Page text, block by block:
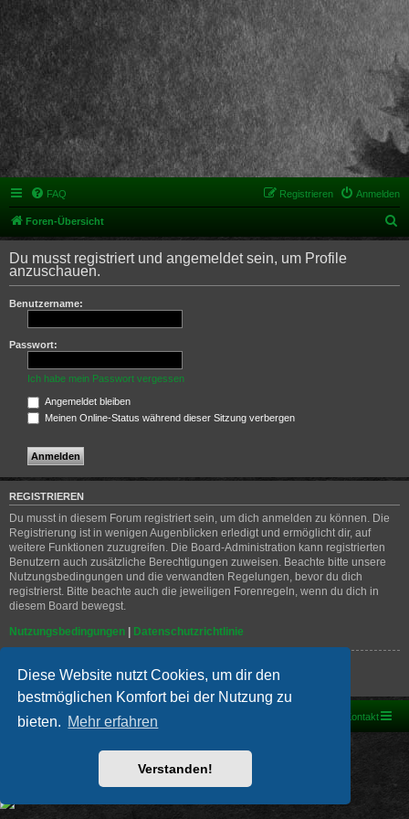
Diese Website nutzt Cookies, um dir den
bestmöglichen Komfort bei der Nutzung zu
bieten. Mehr erfahren
Verstanden!
FAQ Anmelden
Registrieren
Foren-Übersicht
u
h
Du musst registriert und angemeldet sein, um Profile
anzuschauen.
Benutzername:
Passwort:
Ich habe mein Passwort vergessen
Angemeldet bleiben
Meinen Online-Status während dieser Sitzung verbergen
REGISTRIEREN
Du musst in diesem Forum registriert sein, um dich anmelden zu können. Die
Registrierung ist in wenigen Augenblicken erledigt und ermöglicht dir, auf
weitere Funktionen zuzugreifen. Die Board-Administration kann registrierten
Benutzern auch zusätzliche Berechtigungen zuweisen. Beachte bitte unsere
Nutzungsbedingungen und die verwandten Regelungen, bevor du dich
registrierst. Bitte beachte auch die jeweiligen Forenregeln, wenn du dich in
diesem Board bewegst.
Nutzungsbedingungen | Datenschutzrichtlinie
Registrieren
Foren-Übersicht Kontakt